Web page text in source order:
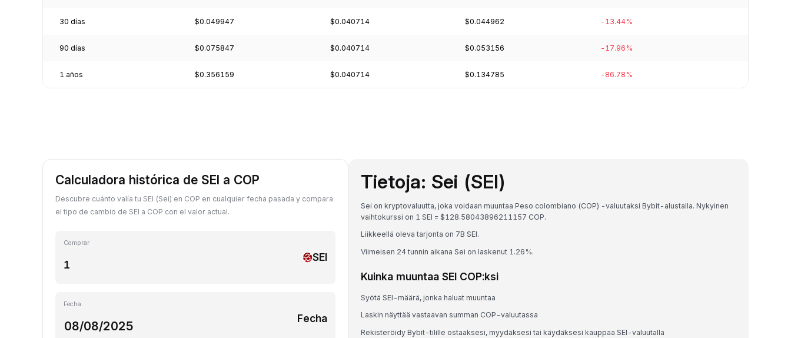
30 días $0.049947 $0.040714 $0.044962 -13.44%
90 días $0.075847 $0.040714 $0.053156 -17.96%
1 años $0.356159 $0.040714 $0.134785 -86.78%
Calculadora histórica de SEI a COP
Descubre cuánto valía tu SEI (Sei) en COP en cualquier fecha pasada y compara
el tipo de cambio de SEI a COP con el valor actual.
Comprar
SEI
Fecha
Fecha
Tietoja: Sei (SEI)
Sei on kryptovaluutta, joka voidaan muuntaa Peso colombiano (COP) -valuutaksi Bybit-alustalla. Nykyinen
vaihtokurssi on 1 SEI = $128.58043896211157 COP.
Liikkeellä oleva tarjonta on 7B SEI.
Viimeisen 24 tunnin aikana Sei on laskenut 1.26%.
Kuinka muuntaa SEI COP:ksi
Syötä SEI-määrä, jonka haluat muuntaa
Laskin näyttää vastaavan summan COP-valuutassa
Rekisteröidy Bybit-tilille ostaaksesi, myydäksesi tai käydäksesi kauppaa SEI-valuutalla